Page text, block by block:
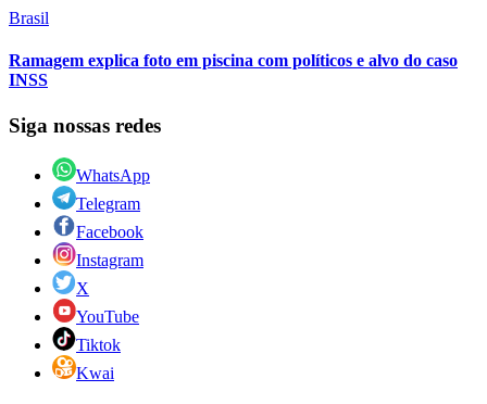
Brasil
Ramagem explica foto em piscina com políticos e alvo do caso
INSS
Siga nossas redes
WhatsApp
Telegram
Facebook
Instagram
X
YouTube
Tiktok
Kwai